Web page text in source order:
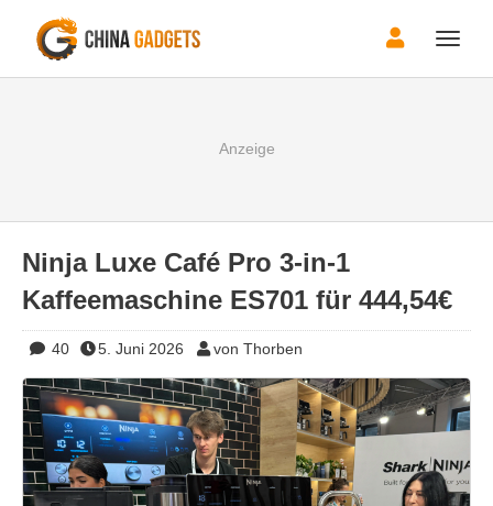
Toggle
Ninja Luxe Café Pro 3-in-1
Kaffeemaschine ES701 für 444,54€
40 5. Juni 2026 von Thorben